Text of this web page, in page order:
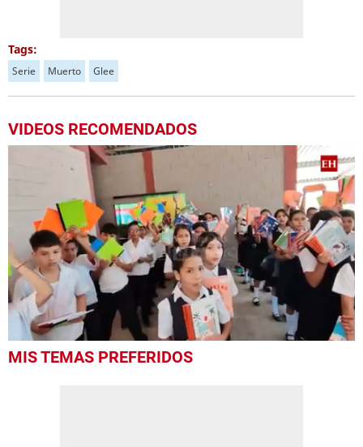
Tags:
Serie Muerto Glee
VIDEOS RECOMENDADOS
of
MIS TEMAS PREFERIDOS